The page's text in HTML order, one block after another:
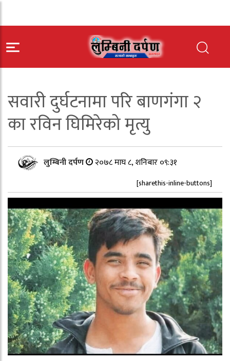
सवारी दुर्घटनामा परि बाणगंगा २
का रविन घिमिरेको मृत्यु
लुम्बिनी दर्पण २०७८ माघ ८, शनिबार ०९:३१
[sharethis-inline-buttons]